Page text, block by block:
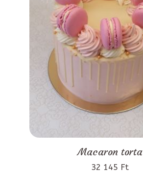
Macaron torta
32 145 Ft